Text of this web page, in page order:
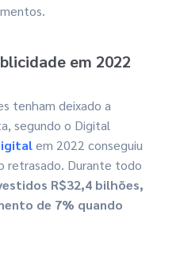
em 2022
tenham deixado a
segundo o Digital
em 2022 conseguiu
retrasado. Durante todo
R$32,4 bilhões,
de 7% quando